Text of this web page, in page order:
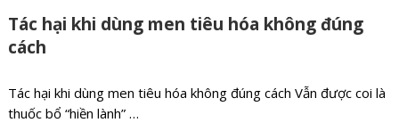
Tác hại khi dùng men tiêu hóa không đúng
cách
Tác hại khi dùng men tiêu hóa không đúng cách Vẫn được coi là
thuốc bổ “hiền lành” …